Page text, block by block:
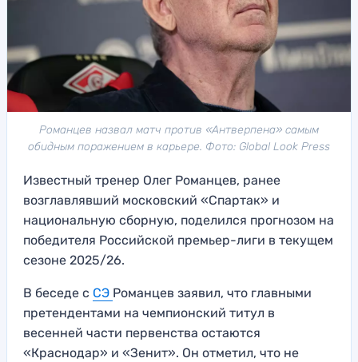
Романцев назвал матч против «Антверпена» самым
обидным поражением в карьере. Фото: Global Look Press
Известный тренер Олег Романцев, ранее
возглавлявший московский «Спартак» и
национальную сборную, поделился прогнозом на
победителя Российской премьер-лиги в текущем
сезоне 2025/26.
В беседе с СЭ Романцев заявил, что главными
претендентами на чемпионский титул в
весенней части первенства остаются
«Краснодар» и «Зенит». Он отметил, что не